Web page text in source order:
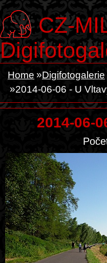
CZ-
Home Digifotogalerie
2014-06-06 - U
2014-06-